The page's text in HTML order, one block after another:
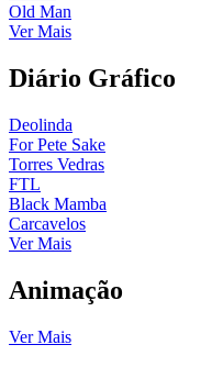
Old Man
Ver Mais
Diário Gráfico
Deolinda
For Pete Sake
Torres Vedras
FTL
Black Mamba
Carcavelos
Ver Mais
Animação
Ver Mais